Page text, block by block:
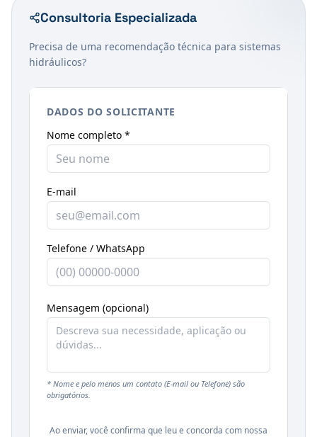
Consultoria Especializada
Precisa de uma recomendação técnica para sistemas
hidráulicos?
DADOS DO SOLICITANTE
Nome completo *
E-mail
Telefone / WhatsApp
Mensagem (opcional)
* Nome e pelo menos um contato (E-mail ou Telefone) são
obrigatórios.
Ao enviar, você confirma que leu e concorda com nossa